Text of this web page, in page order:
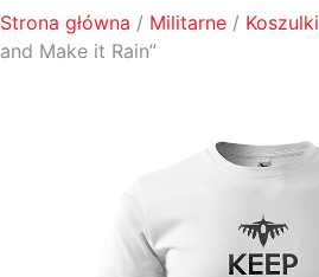
Strona główna / Militarne / Koszulki
and Make it Rain”